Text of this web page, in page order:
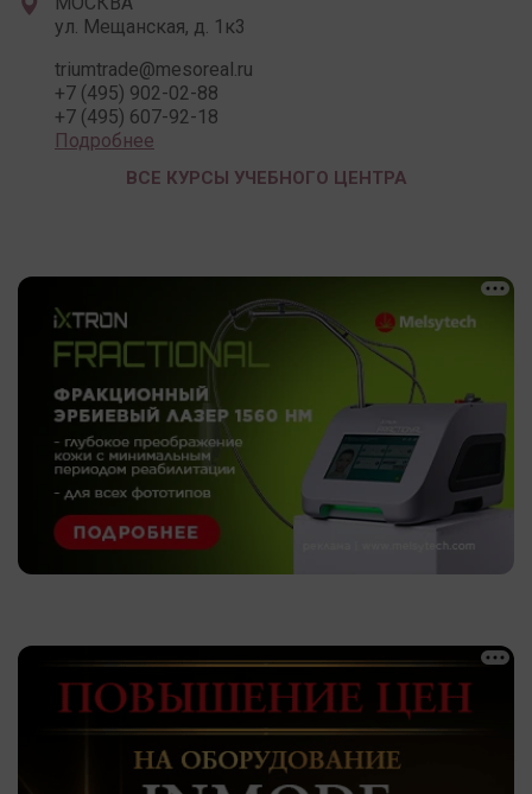
ул. Мещанская, д. 1к3
triumtrade@mesoreal.ru
+7 (495) 902-02-88
+7 (495) 607-92-18
Подробнее
ВСЕ КУРСЫ УЧЕБНОГО ЦЕНТРА